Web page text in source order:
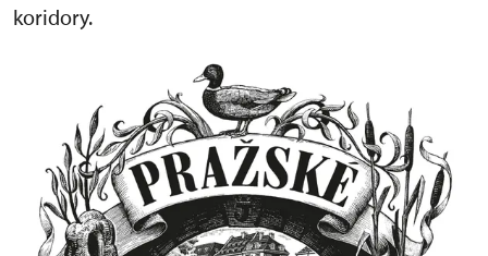
koridory.